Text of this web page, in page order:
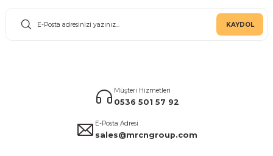
KAYDOL
Müşteri Hizmetleri
0536 501 57 92
E-Posta Adresi
sales@mrcngroup.com